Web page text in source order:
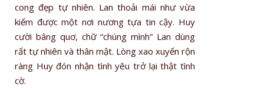
cong đẹp tự nhiên. Lan thoải mái như vừa
kiếm được một nơi nương tựa tin cậy. Huy
cười bâng quơ, chữ “chúng mình” Lan dùng
rất tự nhiên và thân mật. Lòng xao xuyến rộn
ràng Huy đón nhận tình yêu trở lại thật tình
cờ.